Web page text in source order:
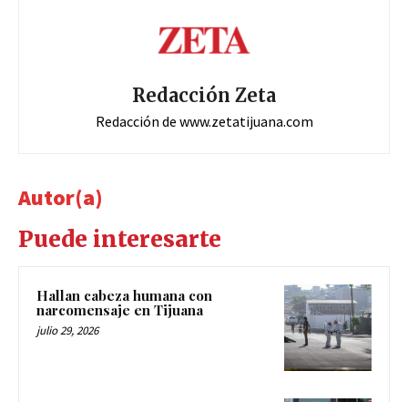
Redacción Zeta
Redacción de www.zetatijuana.com
Autor(a)
Puede interesarte
Hallan cabeza humana con
narcomensaje en Tijuana
julio 29, 2026